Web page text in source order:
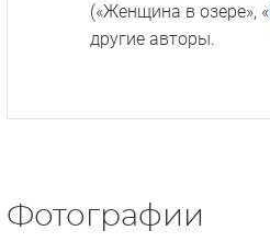
(«Женщина в озере», «
другие авторы.
Фотографии